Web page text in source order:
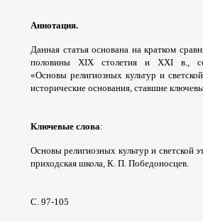
Аннотация.
Данная статья основана накратком
половиныXIX столетия и XXI в.,
«Основырелигиозных культур и
исторические основания, ставшие
Ключевые слова:
Основы религиозных культури светской
приходская школа, К. П. Победоносцев.
С. 97-105